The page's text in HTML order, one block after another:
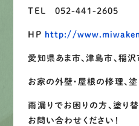
TEL 052-441-2605
HP http://
愛知県あま市、津島市、稲沢
お家の外壁・屋根の修理、
雨漏りでお困りの方、塗り
お問い合わせください！